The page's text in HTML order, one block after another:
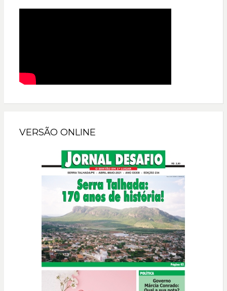
VERSÃO ONLINE